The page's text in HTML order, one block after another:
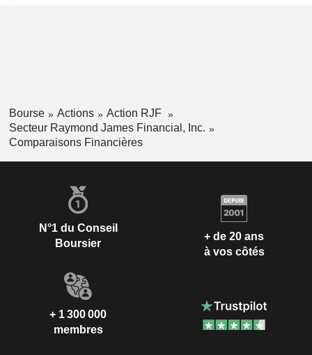
Bourse Actions
Action RJF
Secteur Raymond James Financial, Inc.
Comparaisons Financières
N°1 du Conseil
Boursier
+ de 20 ans
à vos côtés
+ 1 300 000
membres